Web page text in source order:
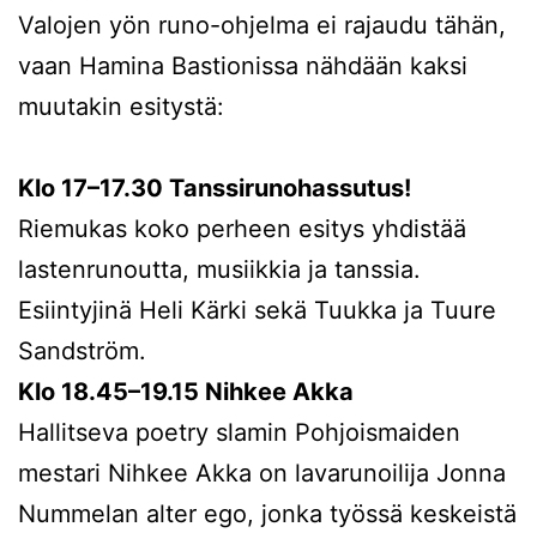
Valojen yön runo-ohjelma ei rajaudu tähän,
vaan Hamina Bastionissa nähdään kaksi
muutakin esitystä:
Klo 17–17.30 Tanssirunohassutus!
Riemukas koko perheen esitys yhdistää
lastenrunoutta, musiikkia ja tanssia.
Esiintyjinä Heli Kärki sekä Tuukka ja Tuure
Sandström.
Klo 18.45–19.15 Nihkee Akka
Hallitseva poetry slamin Pohjoismaiden
mestari Nihkee Akka on lavarunoilija Jonna
Nummelan alter ego, jonka työssä keskeistä